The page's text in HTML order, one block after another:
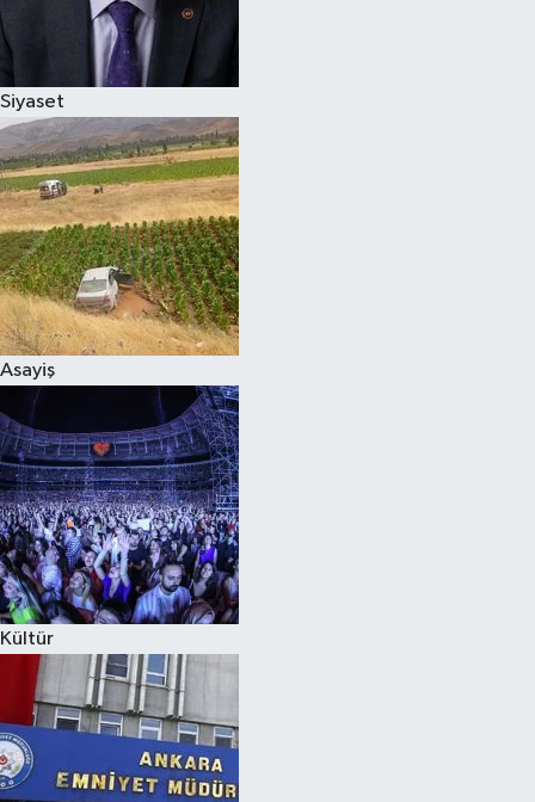
Siyaset
Asayiş
Kültür
Spor
Çocuk
Eğitim
Hava Durumu
Kadın
Kim kimdir?
Kültür Sanat
Sağlık
Siyaset
Teknoloji
Televizyon
Yaşam-Çevre